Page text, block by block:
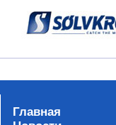
Главная